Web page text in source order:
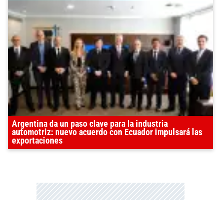
Argentina da un paso clave para la industria
automotriz: nuevo acuerdo con Ecuador impulsará las
exportaciones